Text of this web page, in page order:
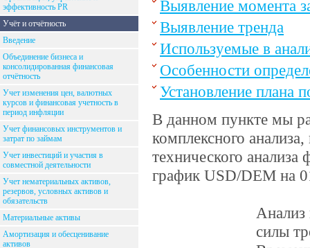
эффективность PR
Учёт и отчётность
Введение
Объединение бизнеса и
консолидированная финансовая
отчётность
Учет изменения цен, валютных
курсов и финансовая учетность в
период инфляции
Учет финансовых инструментов и
затрат по займам
Учет инвестиций и участия в
совместной деятельности
Учет нематериальных активов,
резервов, условных активов и
обязательств
Материальные активы
Амортизация и обесценивание
активов
Выявление момента
Выявление тренда
Используемые в
Особенности
Установление плана
В данном пункте мы
комплексного
технического
график USD/DEM на
Анализ
силы